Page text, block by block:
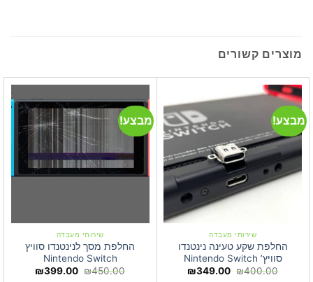
מוצרים קשורים
מבצע!
שירותי מעבדה
החלפת שקע טעינה נינטנדו
סוויץ’ Nintendo Switch
₪400.00
המחיר
₪349.00
המחיר
מבצע!
שירותי מעבדה
החלפת מסך לנינטנדו סוויץ
Nintendo Switch
₪450.00
המחיר
₪399.00
המחיר